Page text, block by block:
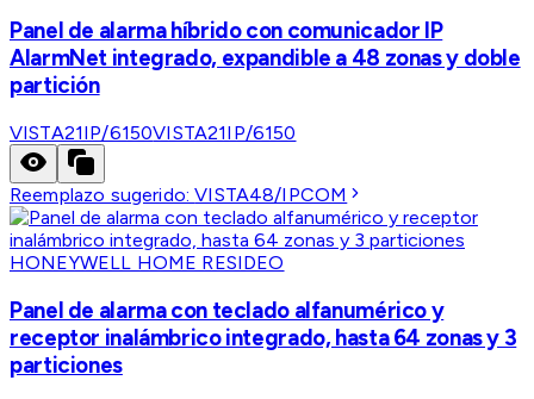
Panel de alarma híbrido con comunicador IP
AlarmNet integrado, expandible a 48 zonas y doble
partición
VISTA21IP/6150VISTA21IP/6150
Reemplazo sugerido:VISTA48/IPCOM
HONEYWELL HOME RESIDEO
Panel de alarma con teclado alfanumérico y
receptor inalámbrico integrado, hasta 64 zonas y 3
particiones